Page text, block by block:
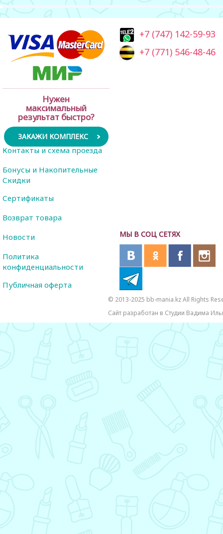
Нужен
максимальный
результат быстро?
ЗАКАЖИ КОМПЛЕКС
+7 (747) 142-59-93
+7 (771) 546-48-46
МЫ В СОЦ СЕТЯХ
Контакты и схема проезда
Бонусы и Накопительные
Скидки
Сертификаты
Возврат товара
Новости
Политика
конфиденциальности
Публичная оферта
© 2013-2025 bb-mania.kz All Rights
Сайт разработан в Студии Вадима